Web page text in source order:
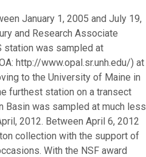
January 1, 2005 and July 19,
and Research Associate
station was sampled at
http://www.opal.sr.unh.edu/) at
to the University of Maine in
furthest station on a transect
Basin was sampled at much less
2012. Between April 6, 2012
collection with the support of
With the NSF award